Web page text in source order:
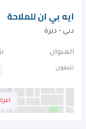
ايه بي ان للملاحة
دبي - ديرة
العنوان
تليفون